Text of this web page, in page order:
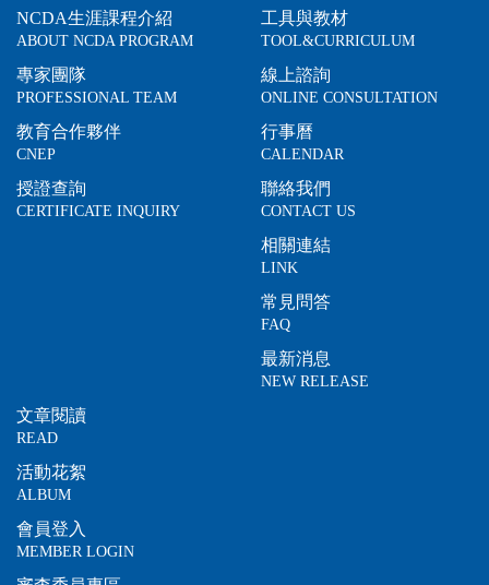
NCDA生涯課程介紹
ABOUT NCDA PROGRAM
專家團隊
PROFESSIONAL TEAM
教育合作夥伴
CNEP
授證查詢
CERTIFICATE INQUIRY
工具與教材
TOOL&CURRICULUM
線上諮詢
ONLINE CONSULTATION
行事曆
CALENDAR
聯絡我們
CONTACT US
相關連結
LINK
常見問答
FAQ
最新消息
NEW RELEASE
文章閱讀
READ
活動花絮
ALBUM
會員登入
MEMBER LOGIN